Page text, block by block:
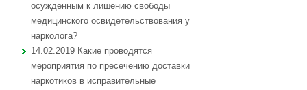
осужденным к лишению свободы
медицинского освидетельствования у
нарколога?
14.02.2019 Какие проводятся
мероприятия по пресечению доставки
наркотиков в исправительные